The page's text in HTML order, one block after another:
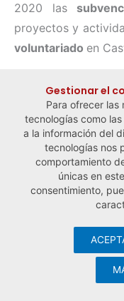
2020 las
proyectos y
voluntariado en
← Noticia
© Observatorio
Aviso
cookies·
Gestionar el
Para ofrecer las
tecnologías como
a la información del
tecnologías nos
comportamiento
únicas en
consentimiento,